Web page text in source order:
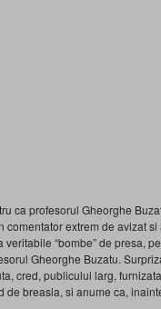
ca profesorul Gheorghe
extrem de avizat
“bombe” de presa,
Gheorghe Buzatu.
cred, publicului larg,
breasla, si anume ca,